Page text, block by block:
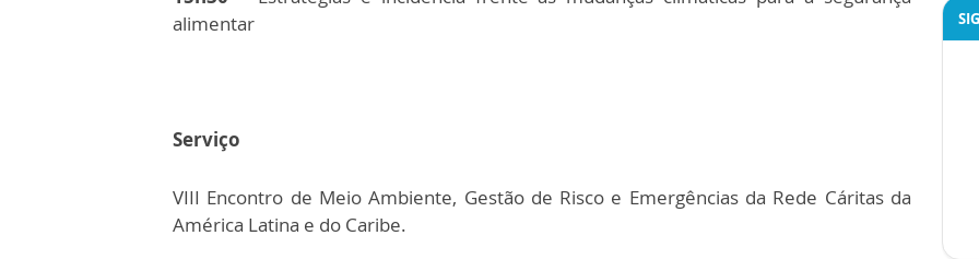
alimentar
Serviço
VIII Encontro de Meio Ambiente, Gestão de Risco e Emergências da Rede Cáritas da
América Latina e do Caribe.